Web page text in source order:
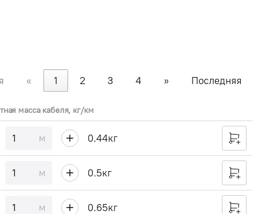
« 1 2 3 4 » Последняя
масса кабеля, кг/км
м 0.44кг
м 0.5кг
м 0.65кг